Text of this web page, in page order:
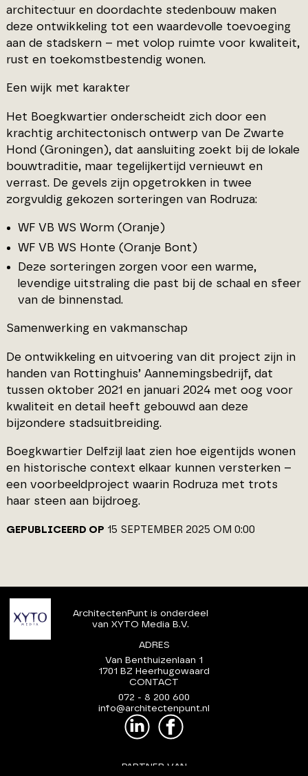
architectuur en doordachte stedenbouw maken
deze ontwikkeling tot een waardevolle toevoeging
aan de stadskern – met volop ruimte voor kwaliteit,
rust en toekomstbestendig wonen.
Een wijk met karakter
Het Boegkwartier onderscheidt zich door een
krachtig architectonisch ontwerp van De Zwarte
Hond (Groningen), dat aansluiting zoekt bij de lokale
bouwtraditie, maar tegelijkertijd vernieuwt en
verrast. De gevels zijn opgetrokken in twee
zorgvuldig gekozen sorteringen van Rodruza:
WF VB WS Worm (Oranje)
WF VB WS Honte (Oranje Bont)
Deze sorteringen zorgen voor een warme,
levendige uitstraling die past bij de schaal en sfeer
van de binnenstad.
Samenwerking en vakmanschap
De ontwikkeling en uitvoering van dit project zijn in
handen van Rottinghuis’ Aannemingsbedrijf, dat
tussen oktober 2021 en januari 2024 met oog voor
kwaliteit en detail heeft gebouwd aan deze
bijzondere stadsuitbreiding.
Boegkwartier Delfzijl laat zien hoe eigentijds wonen
en historische context elkaar kunnen versterken –
een voorbeeldproject waarin Rodruza met trots
haar steen aan bijdroeg.
GEPUBLICEERD OP 15 SEPTEMBER 2025 OM 0:00
ArchitectenPunt is onderdeel
van XYTO Media B.V.
ADRES
Van Benthuizenlaan 1
1701 BZ Heerhugowaard
CONTACT
072 - 8 200 600
info@architectenpunt.nl
PARTNER VAN